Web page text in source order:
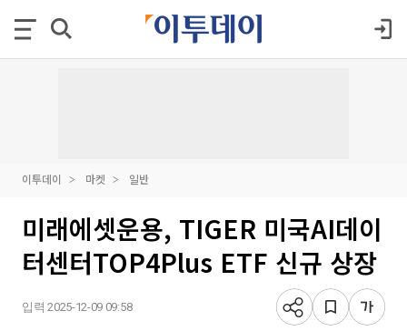
이투데이 마켓 일반
미래에셋운용, TIGER 미국AI데이
터센터TOP4Plus ETF 신규 상장
입력 2025-12-09 09:58